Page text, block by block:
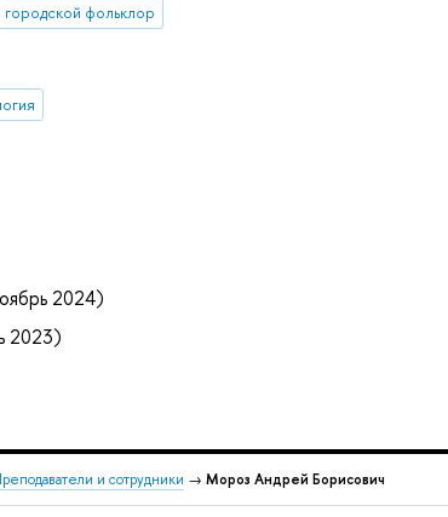
городской фольклор
2024)
2023)
и сотрудники → Мороз Андрей Борисович